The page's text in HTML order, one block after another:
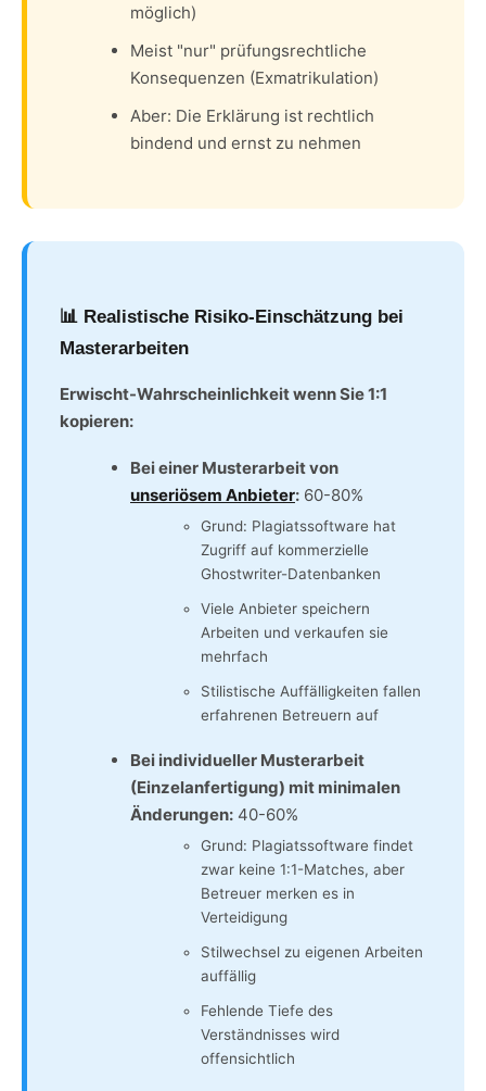
möglich)
Meist "nur" prüfungsrechtliche
Konsequenzen (Exmatrikulation)
Aber: Die Erklärung ist rechtlich
bindend und ernst zu nehmen
📊 Realistische Risiko-Einschätzung bei
Masterarbeiten
Erwischt-Wahrscheinlichkeit wenn Sie 1:1
kopieren:
Bei einer Musterarbeit von
unseriösem Anbieter: 60-80%
Grund: Plagiatssoftware hat
Zugriff auf kommerzielle
Ghostwriter-Datenbanken
Viele Anbieter speichern
Arbeiten und verkaufen sie
mehrfach
Stilistische Auffälligkeiten fallen
erfahrenen Betreuern auf
Bei individueller Musterarbeit
(Einzelanfertigung) mit minimalen
Änderungen: 40-60%
Grund: Plagiatssoftware findet
zwar keine 1:1-Matches, aber
Betreuer merken es in
Verteidigung
Stilwechsel zu eigenen Arbeiten
auffällig
Fehlende Tiefe des
Verständnisses wird
offensichtlich